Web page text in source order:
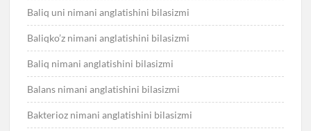
Baliq uni nimani anglatishini bilasizmi
Baliqko’z nimani anglatishini bilasizmi
Baliq nimani anglatishini bilasizmi
Balans nimani anglatishini bilasizmi
Bakterioz nimani anglatishini bilasizmi